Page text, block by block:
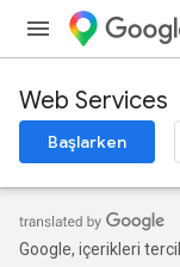
Web Services
Başlarken
Google, içerikleri